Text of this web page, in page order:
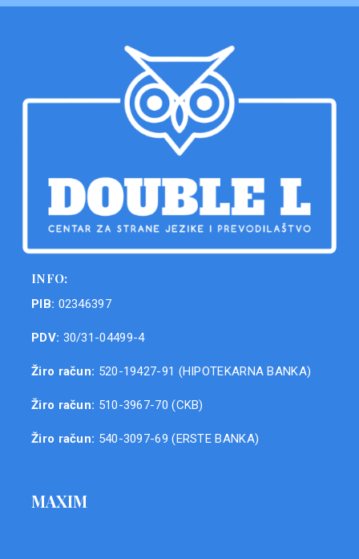
INFO:
PIB: 02346397
PDV: 30/31-04499-4
Žiro račun: 520-19427-91 (HIPOTEKARNA BANKA)
Žiro račun: 510-3967-70 (CKB)
Žiro račun: 540-3097-69 (ERSTE BANKA)
MAXIM